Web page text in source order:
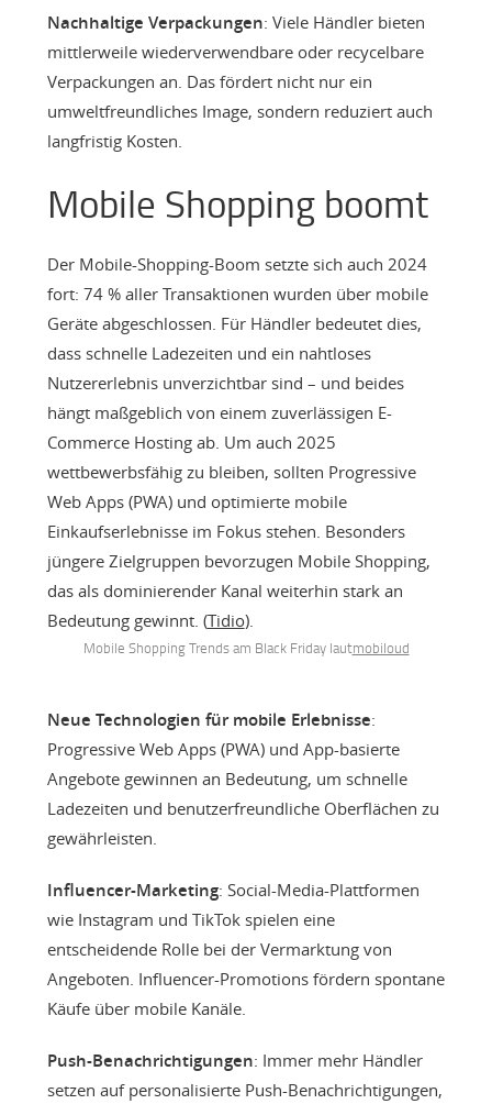
Nachhaltige Verpackungen: Viele Händler bieten
mittlerweile wiederverwendbare oder recycelbare
Verpackungen an. Das fördert nicht nur ein
umweltfreundliches Image, sondern reduziert auch
langfristig Kosten.
Mobile Shopping boomt
Der Mobile-Shopping-Boom setzte sich auch 2024
fort: 74 % aller Transaktionen wurden über mobile
Geräte abgeschlossen. Für Händler bedeutet dies,
dass schnelle Ladezeiten und ein nahtloses
Nutzererlebnis unverzichtbar sind – und beides
hängt maßgeblich von einem zuverlässigen E-
Commerce Hosting ab. Um auch 2025
wettbewerbsfähig zu bleiben, sollten Progressive
Web Apps (PWA) und optimierte mobile
Einkaufserlebnisse im Fokus stehen. Besonders
jüngere Zielgruppen bevorzugen Mobile Shopping,
das als dominierender Kanal weiterhin stark an
Bedeutung gewinnt. (Tidio).
Mobile Shopping Trends am Black Friday lautmobiloud
Neue Technologien für mobile Erlebnisse:
Progressive Web Apps (PWA) und App-basierte
Angebote gewinnen an Bedeutung, um schnelle
Ladezeiten und benutzerfreundliche Oberflächen zu
gewährleisten.
Influencer-Marketing: Social-Media-Plattformen
wie Instagram und TikTok spielen eine
entscheidende Rolle bei der Vermarktung von
Angeboten. Influencer-Promotions fördern spontane
Käufe über mobile Kanäle.
Push-Benachrichtigungen: Immer mehr Händler
setzen auf personalisierte Push-Benachrichtigungen,